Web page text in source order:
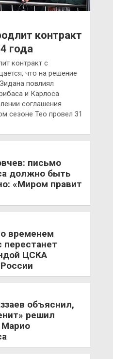
контракт
года
контракт с
что на решение
повлиял
и Карлоса
соглашения
сезоне Тео провел 31
письмо
должно быть
«Миром правит
временем
ЦСКА
объяснил,
решил
Марио